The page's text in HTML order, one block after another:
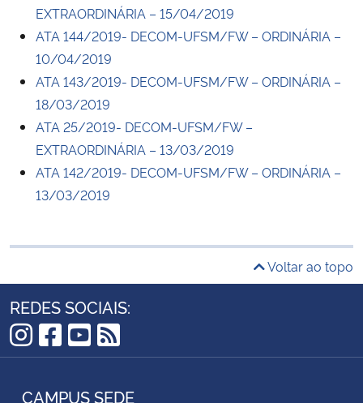
EXTRAORDINÁRIA – 15/04/2019
ATA 144/2019- DECOM-UFSM/FW – ORDINÁRIA –
10/04/2019
ATA 143/2019- DECOM-UFSM/FW – ORDINÁRIA –
18/03/2019
ATA 25/2019- DECOM-UFSM/FW –
EXTRAORDINÁRIA – 13/03/2019
ATA 142/2019- DECOM-UFSM/FW – ORDINÁRIA –
13/03/2019
Voltar ao topo
REDES SOCIAIS:
Instagram
Facebook
YouTube
RSS
CAMPUS SEDE